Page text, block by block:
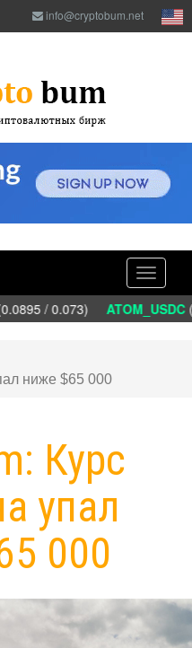
info@cryptobum.net
Toggle
/ 0.073) ATOM_USDC
ниже $65 000
Курс
упал
000